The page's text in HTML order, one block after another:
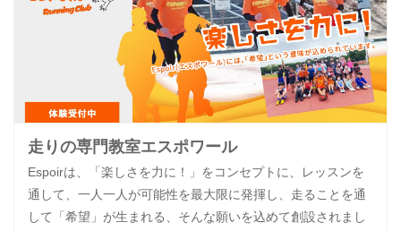
走りの専門教室エスポワール
Espoirは、「楽しさを力に！」をコンセプトに、レッスンを
通して、一人一人が可能性を最大限に発揮し、走ることを通
して「希望」が生まれる、そんな願いを込めて創設されまし